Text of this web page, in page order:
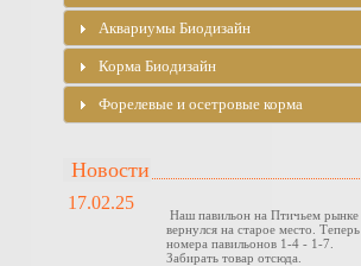
Аквариумы Биодизайн
Корма Биодизайн
Форелевые и осетровые корма
Новости
17.02.25
Наш павильон на Птичьем рынке
вернулся на старое место. Теперь
номера павильонов 1-4 - 1-7.
Забирать товар отсюда.